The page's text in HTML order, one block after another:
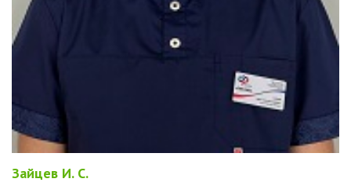
Зайцев И. С.